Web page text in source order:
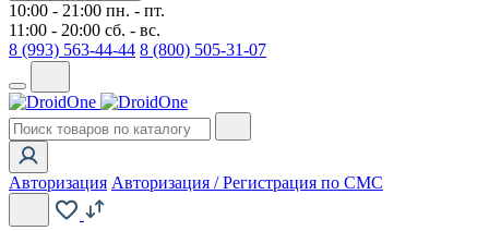
10:00 - 21:00 пн. - пт.
11:00 - 20:00 сб. - вс.
8 (993) 563-44-44 8 (800) 505-31-07
Авторизация Авторизация / Регистрация по СМС